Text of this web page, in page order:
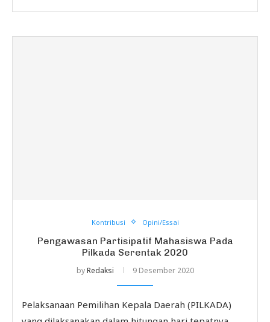
Kontribusi Opini/Essai
Pengawasan Partisipatif Mahasiswa Pada
Pilkada Serentak 2020
byRedaksi 9 Desember 2020
Pelaksanaan Pemilihan Kepala Daerah (PILKADA)